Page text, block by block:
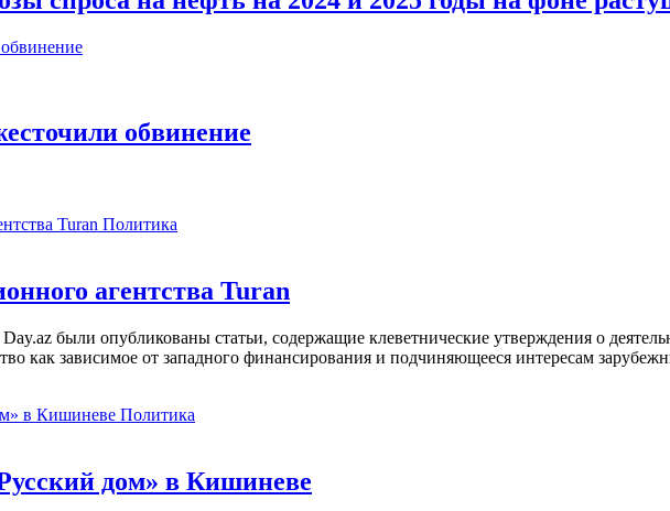
обвинение
Политика
агентства Turan
Day.az были опубликованы статьи, содержащие клеветнические утверждения о
как зависимое от западного финансирования и подчиняющееся интересам
Политика
дом» в Кишиневе